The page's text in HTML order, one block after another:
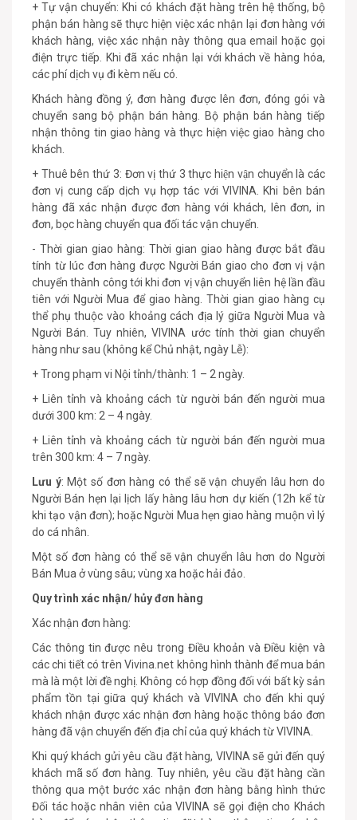
+ Tự vận chuyển: Khi có khách đặt hàng trên hệ thống, bộ
phận bán hàng sẽ thực hiện việc xác nhận lại đơn hàng với
khách hàng, việc xác nhận này thông qua email hoặc gọi
điện trực tiếp. Khi đã xác nhận lại với khách về hàng hóa,
các phí dịch vụ đi kèm nếu có.
Khách hàng đồng ý, đơn hàng được lên đơn, đóng gói và
chuyển sang bộ phận bán hàng. Bộ phận bán hàng tiếp
nhận thông tin giao hàng và thực hiện việc giao hàng cho
khách.
+ Thuê bên thứ 3: Đơn vị thứ 3 thực hiện vận chuyển là các
đơn vị cung cấp dịch vụ hợp tác với VIVINA. Khi bên bán
hàng đã xác nhận được đơn hàng với khách, lên đơn, in
đơn, bọc hàng chuyển qua đối tác vận chuyển.
- Thời gian giao hàng: Thời gian giao hàng được bắt đầu
tính từ lúc đơn hàng được Người Bán giao cho đơn vị vận
chuyển thành công tới khi đơn vị vận chuyển liên hệ lần đầu
tiên với Người Mua để giao hàng. Thời gian giao hàng cụ
thể phụ thuộc vào khoảng cách địa lý giữa Người Mua và
Người Bán. Tuy nhiên, VIVINA ước tính thời gian chuyển
hàng như sau (không kể Chủ nhật, ngày Lễ):
+ Trong phạm vi Nội tỉnh/thành: 1 – 2 ngày.
+ Liên tỉnh và khoảng cách từ người bán đến người mua
dưới 300 km: 2 – 4 ngày.
+ Liên tỉnh và khoảng cách từ người bán đến người mua
trên 300 km: 4 – 7 ngày.
Lưu ý: Một số đơn hàng có thể sẽ vận chuyển lâu hơn do
Người Bán hẹn lại lịch lấy hàng lâu hơn dự kiến (12h kể từ
khi tạo vận đơn); hoặc Người Mua hẹn giao hàng muộn vì lý
do cá nhân.
Một số đơn hàng có thể sẽ vận chuyển lâu hơn do Người
Bán Mua ở vùng sâu; vùng xa hoặc hải đảo.
Quy trình xác nhận/ hủy đơn hàng
Xác nhận đơn hàng:
Các thông tin được nêu trong Điều khoản và Điều kiện và
các chi tiết có trên Vivina.net không hình thành để mua bán
mà là một lời đề nghị. Không có hợp đồng đối với bất kỳ sản
phẩm tồn tại giữa quý khách và VIVINA cho đến khi quý
khách nhận được xác nhận đơn hàng hoặc thông báo đơn
hàng đã vận chuyển đến địa chỉ của quý khách từ VIVINA.
Khi quý khách gửi yêu cầu đặt hàng, VIVINA sẽ gửi đến quý
khách mã số đơn hàng. Tuy nhiên, yêu cầu đặt hàng cần
thông qua một bước xác nhận đơn hàng bằng hình thức
Đối tác hoặc nhân viên của VIVINA sẽ gọi điện cho Khách